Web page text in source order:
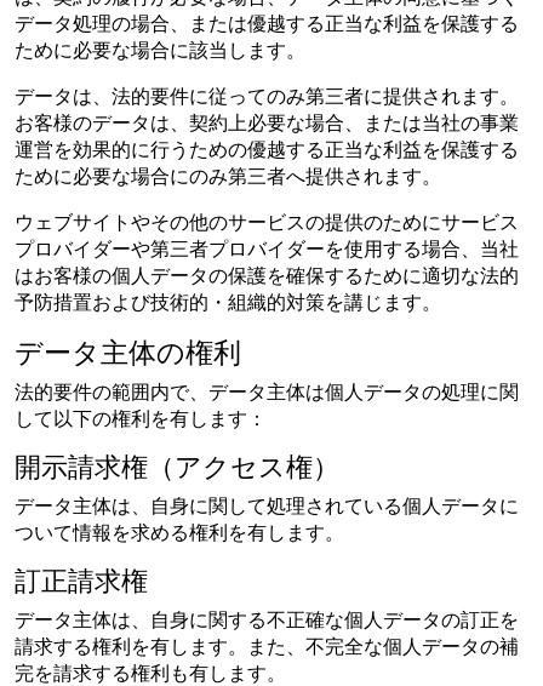
データ処理の場合、または優越する正当な利益を保護する
ために必要な場合に該当します。
データは、法的要件に従ってのみ第三者に提供されます。
お客様のデータは、契約上必要な場合、または当社の事業
運営を効果的に行うための優越する正当な利益を保護する
ために必要な場合にのみ第三者へ提供されます。
ウェブサイトやその他のサービスの提供のためにサービス
プロバイダーや第三者プロバイダーを使用する場合、当社
はお客様の個人データの保護を確保するために適切な法的
予防措置および技術的・組織的対策を講じます。
データ主体の権利
法的要件の範囲内で、データ主体は個人データの処理に関
して以下の権利を有します：
開示請求権（アクセス権）
データ主体は、自身に関して処理されている個人データに
ついて情報を求める権利を有します。
訂正請求権
データ主体は、自身に関する不正確な個人データの訂正を
請求する権利を有します。また、不完全な個人データの補
完を請求する権利も有します。